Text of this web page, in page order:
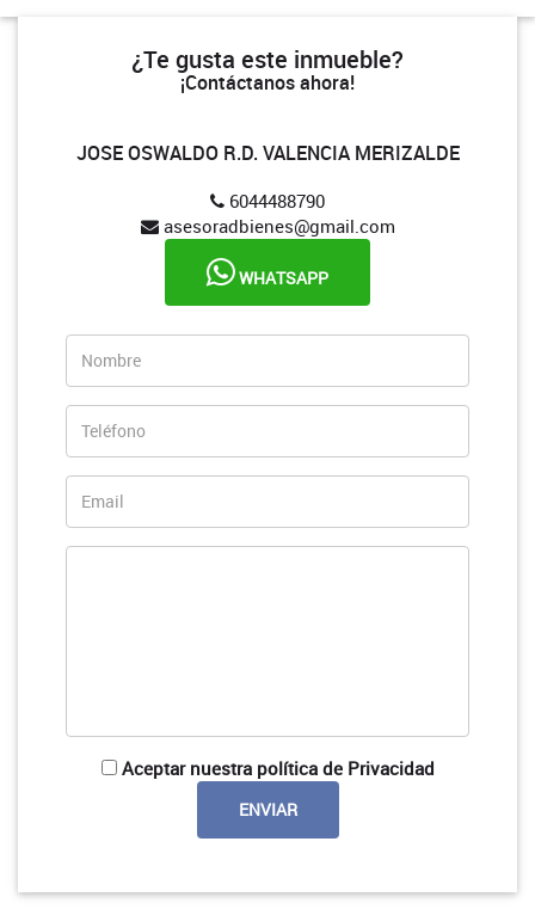
¿Te gusta este inmueble?
¡Contáctanos ahora!
JOSE OSWALDO R.D. VALENCIA MERIZALDE
6044488790
asesoradbienes@gmail.com
WHATSAPP
Aceptar nuestra política de Privacidad